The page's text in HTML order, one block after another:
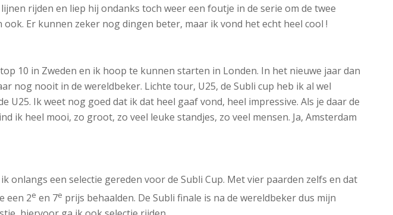
rijden en liep hij ondanks toch weer een foutje in de serie om de twee
Er kunnen zeker nog dingen beter, maar ik vond het echt heel cool !
10 in Zweden en ik hoop te kunnen starten in Londen. In het nieuwe jaar dan
nog nooit in de wereldbeker. Lichte tour, U25, de Subli cup heb ik al wel
U25. Ik weet nog goed dat ik dat heel gaaf vond, heel impressive. Als je daar de
heel mooi, zo groot, zo veel leuke standjes, zo veel mensen. Ja, Amsterdam
een selectie gereden voor de Subli Cup. Met vier paarden zelfs en dat
een 2e en 7e prijs behaalden. De Subli finale is na de wereldbeker dus mijn